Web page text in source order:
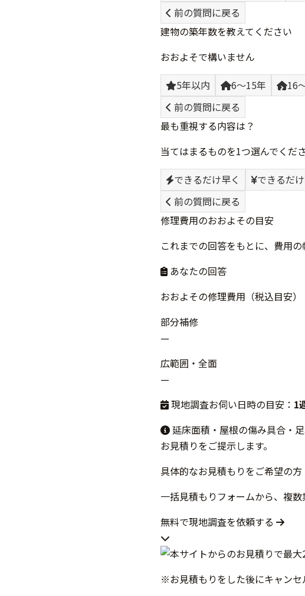
前の質問に戻る
建物の築年数を教えてください
おおよそで構いません
5年以内
6〜15年 16
前の質問に戻る
最も重視する内容は？
当てはまるものを1つ選んでくだ
できるだけ早く
できるだ
前の質問に戻る
修理費用のおおよその目安
これまでの回答をもとに、費用
あなたの回答
おおよその修理費用（税込目安）
部分補修
—
広範囲・全面
—
現地調査お伺い日時の目安： 1
延床面積・屋根の傷み具合・
お見積りをご提示します。
具体的なお見積もりをご希望の方
一括見積もりフォームから、複
無料で現地調査を依頼する
※お見積もりをした後にキャンセ